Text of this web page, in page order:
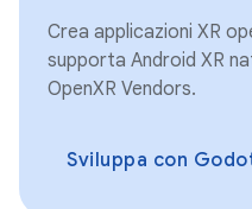
Crea applicazioni XR
supporta Android XR
OpenXR Vendors.
Sviluppa con